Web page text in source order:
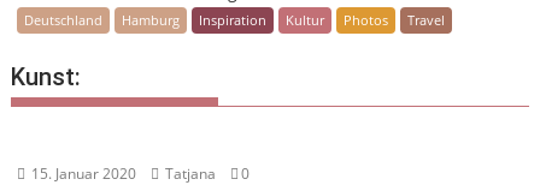
Deutschland Hamburg Inspiration Kultur Photos Travel
Kunst:
15. Januar 2020 Tatjana 0